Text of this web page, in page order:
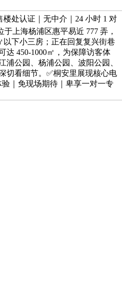
楼处认证｜无中介｜24 小时 1 对
上海杨浦区惠平易近 777 弄，
以下小三房；正在回复复兴街巷
达 450-1000㎡，为保障访客体
浦公园、杨浦公园、波阳公园、
切看细节。✅桐安里展现核心电
｜免现场期待｜卑享一对一专